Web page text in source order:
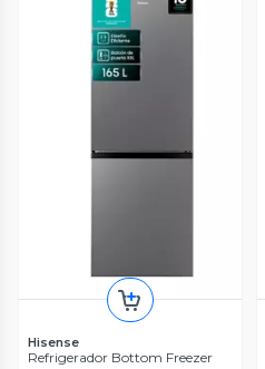
Hisense
Refrigerador Bottom Freezer